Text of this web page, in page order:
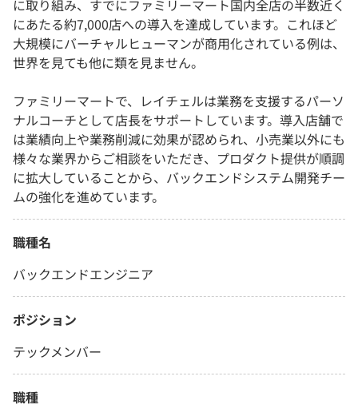
に取り組み、すでにファミリーマート国内全店の半数近く
にあたる約7,000店への導入を達成しています。これほど
大規模にバーチャルヒューマンが商用化されている例は、
世界を見ても他に類を見ません。
ファミリーマートで、レイチェルは業務を支援するパーソ
ナルコーチとして店長をサポートしています。導入店舗で
は業績向上や業務削減に効果が認められ、小売業以外にも
様々な業界からご相談をいただき、プロダクト提供が順調
に拡大していることから、バックエンドシステム開発チー
ムの強化を進めています。
職種名
バックエンドエンジニア
ポジション
テックメンバー
職種